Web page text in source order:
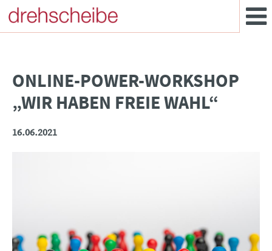
ONLINE-POWER-WORKSHOP
„WIR HABEN FREIE WAHL“
16.06.2021